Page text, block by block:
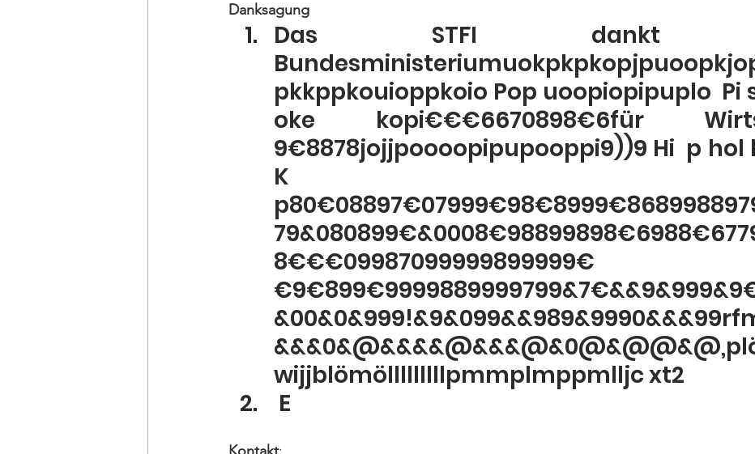
Danksagung
Das STFI dankt
pkkppkouioppkoio Pop uoopiopipuplo  Pi
oke kopi€€€6670898€6für
9€8878jojjpoooopipupooppi9))9 Hi  p hol
K
8€€€09987099999899999€
wijjblömölllllllllpmmplmppmlljc xt2
E